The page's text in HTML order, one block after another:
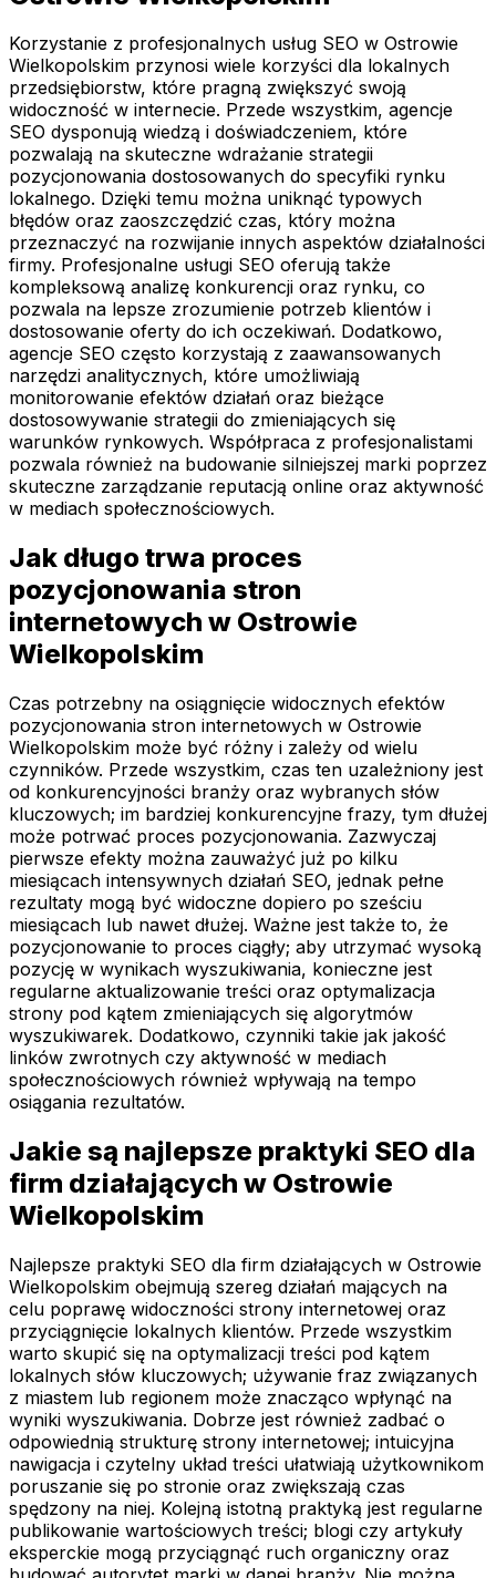
Korzystanie z profesjonalnych usług SEO w Ostrowie
Wielkopolskim przynosi wiele korzyści dla lokalnych
przedsiębiorstw, które pragną zwiększyć swoją
widoczność w internecie. Przede wszystkim, agencje
SEO dysponują wiedzą i doświadczeniem, które
pozwalają na skuteczne wdrażanie strategii
pozycjonowania dostosowanych do specyfiki rynku
lokalnego. Dzięki temu można uniknąć typowych
błędów oraz zaoszczędzić czas, który można
przeznaczyć na rozwijanie innych aspektów działalności
firmy. Profesjonalne usługi SEO oferują także
kompleksową analizę konkurencji oraz rynku, co
pozwala na lepsze zrozumienie potrzeb klientów i
dostosowanie oferty do ich oczekiwań. Dodatkowo,
agencje SEO często korzystają z zaawansowanych
narzędzi analitycznych, które umożliwiają
monitorowanie efektów działań oraz bieżące
dostosowywanie strategii do zmieniających się
warunków rynkowych. Współpraca z profesjonalistami
pozwala również na budowanie silniejszej marki poprzez
skuteczne zarządzanie reputacją online oraz aktywność
w mediach społecznościowych.
Jak długo trwa proces
pozycjonowania stron
internetowych w Ostrowie
Wielkopolskim
Czas potrzebny na osiągnięcie widocznych efektów
pozycjonowania stron internetowych w Ostrowie
Wielkopolskim może być różny i zależy od wielu
czynników. Przede wszystkim, czas ten uzależniony jest
od konkurencyjności branży oraz wybranych słów
kluczowych; im bardziej konkurencyjne frazy, tym dłużej
może potrwać proces pozycjonowania. Zazwyczaj
pierwsze efekty można zauważyć już po kilku
miesiącach intensywnych działań SEO, jednak pełne
rezultaty mogą być widoczne dopiero po sześciu
miesiącach lub nawet dłużej. Ważne jest także to, że
pozycjonowanie to proces ciągły; aby utrzymać wysoką
pozycję w wynikach wyszukiwania, konieczne jest
regularne aktualizowanie treści oraz optymalizacja
strony pod kątem zmieniających się algorytmów
wyszukiwarek. Dodatkowo, czynniki takie jak jakość
linków zwrotnych czy aktywność w mediach
społecznościowych również wpływają na tempo
osiągania rezultatów.
Jakie są najlepsze praktyki SEO dla
firm działających w Ostrowie
Wielkopolskim
Najlepsze praktyki SEO dla firm działających w Ostrowie
Wielkopolskim obejmują szereg działań mających na
celu poprawę widoczności strony internetowej oraz
przyciągnięcie lokalnych klientów. Przede wszystkim
warto skupić się na optymalizacji treści pod kątem
lokalnych słów kluczowych; używanie fraz związanych
z miastem lub regionem może znacząco wpłynąć na
wyniki wyszukiwania. Dobrze jest również zadbać o
odpowiednią strukturę strony internetowej; intuicyjna
nawigacja i czytelny układ treści ułatwiają użytkownikom
poruszanie się po stronie oraz zwiększają czas
spędzony na niej. Kolejną istotną praktyką jest regularne
publikowanie wartościowych treści; blogi czy artykuły
eksperckie mogą przyciągnąć ruch organiczny oraz